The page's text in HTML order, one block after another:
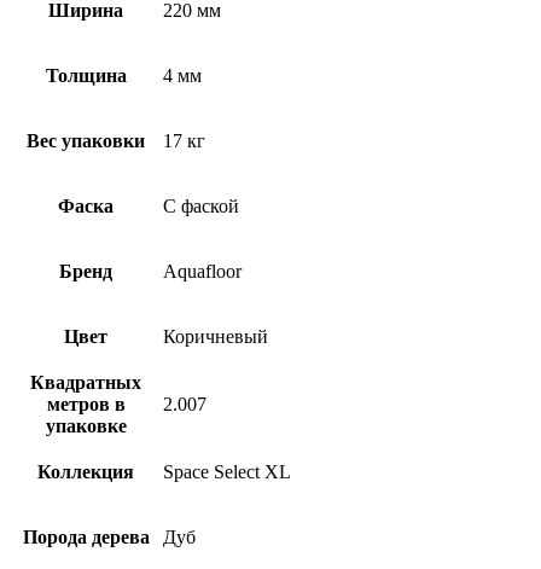
Ширина 220 мм
Толщина 4 мм
Вес упаковки 17 кг
Фаска С фаской
Бренд Aquafloor
Цвет Коричневый
Квадратных
метров в
упаковке
2.007
Коллекция Space Select XL
Порода дерева Дуб